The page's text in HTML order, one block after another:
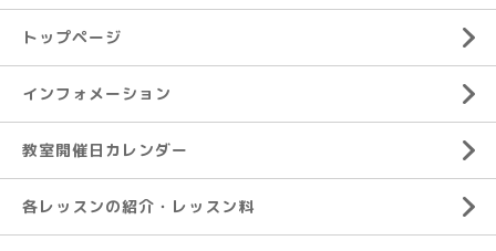
トップページ
インフォメーション
教室開催日カレンダー
各レッスンの紹介・レッスン料